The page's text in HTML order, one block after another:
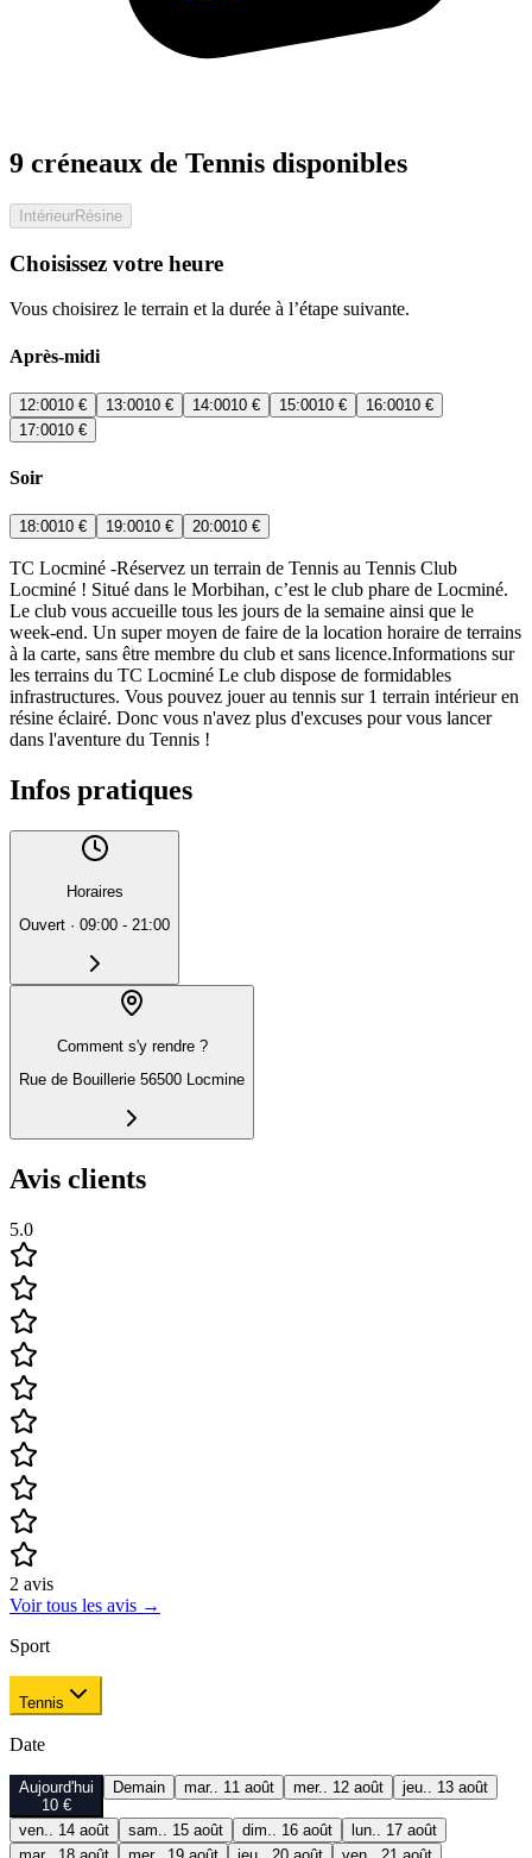
9 créneaux de Tennis disponibles
IntérieurRésine
Choisissez votre heure
Vous choisirez le terrain et la durée à l’étape suivante.
Après-midi
12:0010 € 13:0010 € 14:0010 € 15:0010 € 16:0010 €
17:0010 €
Soir
18:0010 € 19:0010 € 20:0010 €
TC Locminé -Réservez un terrain de Tennis au Tennis Club
Locminé ! Situé dans le Morbihan, c’est le club phare de Locminé.
Le club vous accueille tous les jours de la semaine ainsi que le
week-end. Un super moyen de faire de la location horaire de terrains
à la carte, sans être membre du club et sans licence.Informations sur
les terrains du TC Locminé Le club dispose de formidables
infrastructures. Vous pouvez jouer au tennis sur 1 terrain intérieur en
résine éclairé. Donc vous n'avez plus d'excuses pour vous lancer
dans l'aventure du Tennis !
Infos pratiques
Horaires
Ouvert · 09:00 - 21:00
Comment s'y rendre ?
Rue de Bouillerie 56500 Locmine
Avis clients
5.0
2 avis
Voir tous les avis →
Sport
Tennis
Date
Aujourd'hui
10 €
Demain mar.. 11 août mer.. 12 août jeu.. 13 août
ven.. 14 août sam.. 15 août dim.. 16 août
lun.. 17 août